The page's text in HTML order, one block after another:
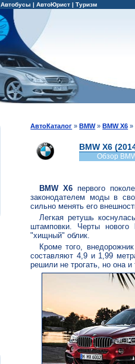
Автобусы | АвтоЮрист | Туризм
АвтоКаталог »BMW»BMW X6 »
BMW X6
Обзор
BMW X6 первого
законодателем моды в
сильно менять его
Легкая ретушь
штамповки. Черты нового
"хищный" облик.
Кроме того,
составляют 4,9 и 1,99
решили не трогать, но она